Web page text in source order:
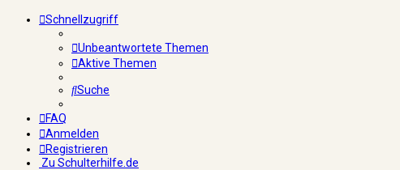
Schnellzugriff
Unbeantwortete Themen
Aktive Themen
Suche
FAQ
Anmelden
Registrieren
Zu Schulterhilfe.de